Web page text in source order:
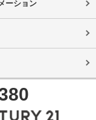
ーション